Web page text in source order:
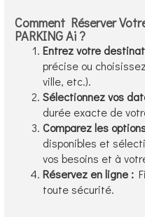
Comment Réserver
PARKING Ai ?
Entrez votre
précise ou
ville, etc.).
Sélectionnez vos
durée exacte de
Comparez les
disponibles et
vos besoins et à
Réservez en ligne :
toute sécurité.